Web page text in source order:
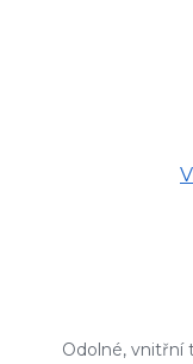
Odolné, vnitřní